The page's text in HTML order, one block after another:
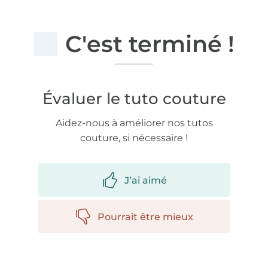
C'est terminé !
Évaluer le tuto couture
Aidez-nous à améliorer nos tutos
couture, si nécessaire !
J’ai aimé
Pourrait être mieux